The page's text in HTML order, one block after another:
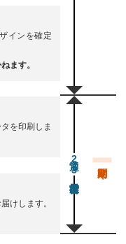
インを確定
ます。
を印刷しま
けします。
通常23営業日後出荷